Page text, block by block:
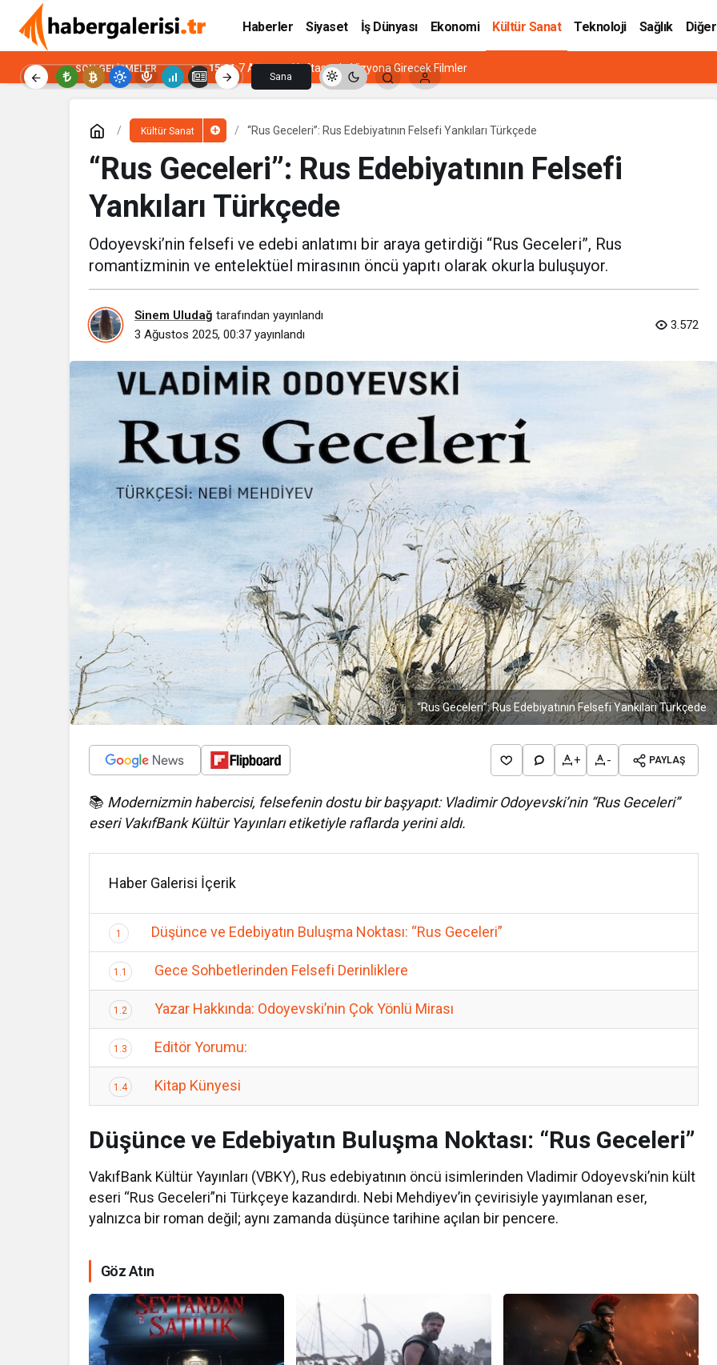
Haberler Siyaset İş Dünyası Ekonomi Kültür Sanat Teknoloji Sağlık Diğer
Sana
SON GELIŞMELER 15:04 7 Ağustos Haftasında Vizyona Girecek Filmler
Kültür Sanat “Rus Geceleri”: Rus Edebiyatının Felsefi Yankıları Türkçede
“Rus Geceleri”: Rus Edebiyatının Felsefi
Yankıları Türkçede
Odoyevski’nin felsefi ve edebi anlatımı bir araya getirdiği “Rus Geceleri”, Rus
romantizminin ve entelektüel mirasının öncü yapıtı olarak okurla buluşuyor.
Sinem Uludağ tarafından yayınlandı
3 Ağustos 2025, 00:37 yayınlandı
3.572
“Rus Geceleri”: Rus Edebiyatının Felsefi Yankıları Türkçede
+ - PAYLAŞ
📚 Modernizmin habercisi, felsefenin dostu bir başyapıt: Vladimir Odoyevski’nin “Rus Geceleri”
eseri VakıfBank Kültür Yayınları etiketiyle raflarda yerini aldı.
Haber Galerisi İçerik
1 Düşünce ve Edebiyatın Buluşma Noktası: “Rus Geceleri”
1.1 Gece Sohbetlerinden Felsefi Derinliklere
1.2 Yazar Hakkında: Odoyevski’nin Çok Yönlü Mirası
1.3 Editör Yorumu:
1.4 Kitap Künyesi
Düşünce ve Edebiyatın Buluşma Noktası: “Rus Geceleri”
VakıfBank Kültür Yayınları (VBKY), Rus edebiyatının öncü isimlerinden Vladimir Odoyevski’nin kült
eseri “Rus Geceleri”ni Türkçeye kazandırdı. Nebi Mehdiyev’in çevirisiyle yayımlanan eser,
yalnızca bir roman değil; aynı zamanda düşünce tarihine açılan bir pencere.
Göz Atın
7 Ağustos Haftasında Vizyona